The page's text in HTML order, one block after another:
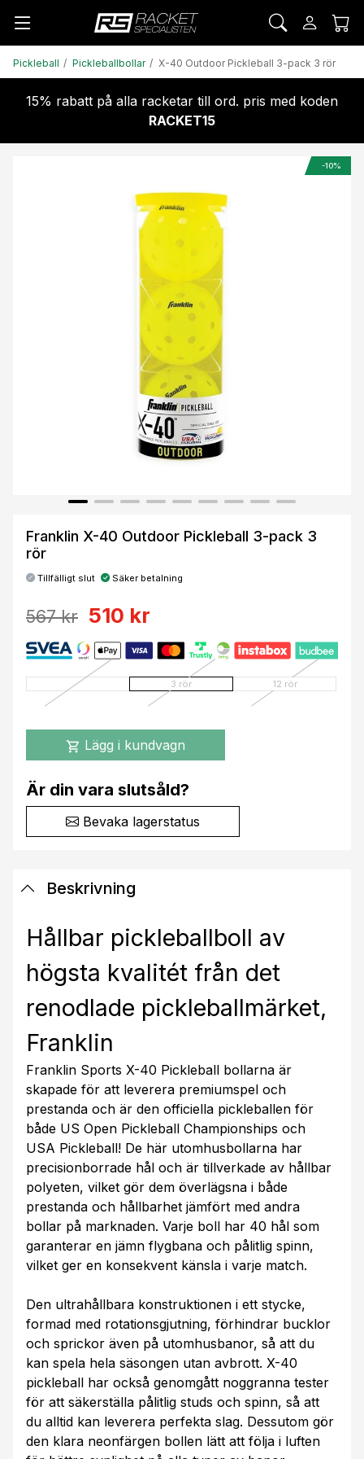
Pickleball Pickleballbollar X-40 Outdoor Pickleball 3-pack 3 rör
15% rabatt på alla racketar till ord. pris med koden
RACKET15
-10%
Franklin X-40 Outdoor Pickleball 3-pack 3
rör
Tillfälligt slut Säker betalning
567 kr 510 kr
3 rör 12 rör
shopping_cart Lägg i kundvagn
Är din vara slutsåld?
Bevaka lagerstatus
Beskrivning
Hållbar pickleballboll av
högsta kvalitét från det
renodlade pickleballmärket,
Franklin
Franklin Sports X-40 Pickleball bollarna är
skapade för att leverera premiumspel och
prestanda och är den officiella pickleballen för
både US Open Pickleball Championships och
USA Pickleball! De här utomhusbollarna har
precisionborrade hål och är tillverkade av hållbar
polyeten, vilket gör dem överlägsna i både
prestanda och hållbarhet jämfört med andra
bollar på marknaden. Varje boll har 40 hål som
garanterar en jämn flygbana och pålitlig spinn,
vilket ger en konsekvent känsla i varje match.
Den ultrahållbara konstruktionen i ett stycke,
formad med rotationsgjutning, förhindrar bucklor
och sprickor även på utomhusbanor, så att du
kan spela hela säsongen utan avbrott. X-40
pickleball har också genomgått noggranna tester
för att säkerställa pålitlig studs och spinn, så att
du alltid kan leverera perfekta slag. Dessutom gör
den klara neonfärgen bollen lätt att följa i luften